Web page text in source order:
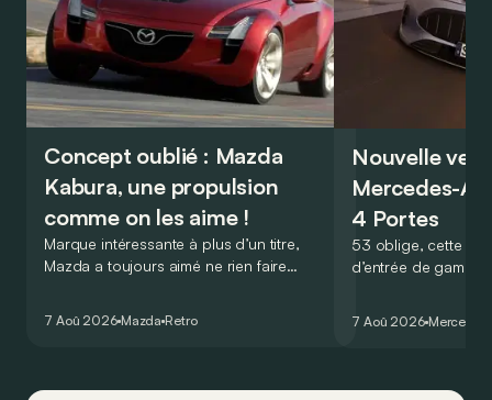
Concept oublié : Mazda
Kabura, une propulsion
comme on les aime !
Marque intéressante à plus d’un titre,
Mazda a toujours aimé ne rien faire
de la plus belle des manières…
7 Aoû 2026 Mazda Retro
Nouvelle
Mercedes-
4 Portes
53 oblige, cette
d’entrée de
moins…
7 Aoû 2026 Mercedes